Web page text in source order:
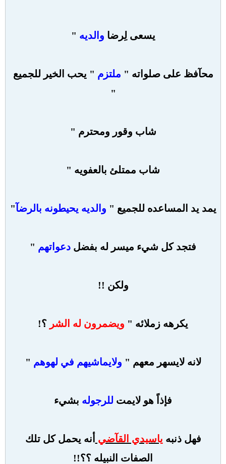
يسعى لِرضا والديه "
محآفظ على صلواته " ملتزم " يحب الخير للجميع
"
شاب وقور ومحترم "
شاب ممتلئ بالعفويه "
يمد يد المساعده للجميع " والديه يحيطونه بالرضآ"
فتجد كل شيء ميسر له بفضل دعواتهم "
ولكن !!
يكرهه زملائه " ويضمرون له الشر ؟!
لانه لايسهر معهم " ولايماشيهم في لهوهم "
فإذاً هو لايمت للرجوله بشيء
فهل ذنبه ياسيدي القآضي أنه يحمل كل تلك
الصفات النبيله ؟؟!!